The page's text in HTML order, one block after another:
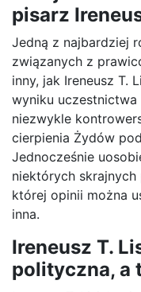
pisarz
Jedną z najbardziej
związanych z
inny, jak Ireneusz T.
wyniku
niezwykle
cierpienia Żydów
Jednocześnie
niektórych
której opinii można
inna.
Ireneusz T.
polityczna, a